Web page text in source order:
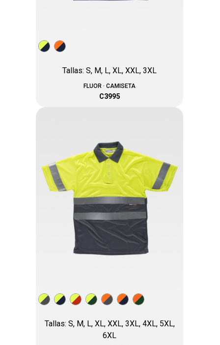
Tallas: S, M, L, XL, XXL, 3XL
FLUOR · CAMISETA
C3995
Tallas: S, M, L, XL, XXL, 3XL, 4XL, 5XL,
6XL